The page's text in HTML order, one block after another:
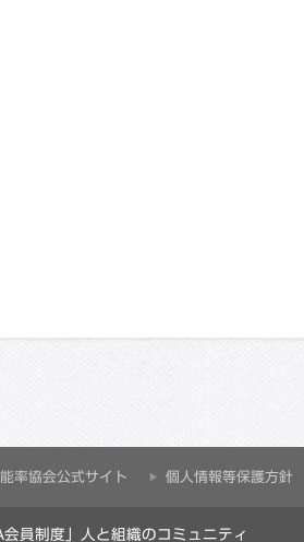
能率協会公式サイト 個人情報等保護方針
員制度」人と組織のコミュニティ